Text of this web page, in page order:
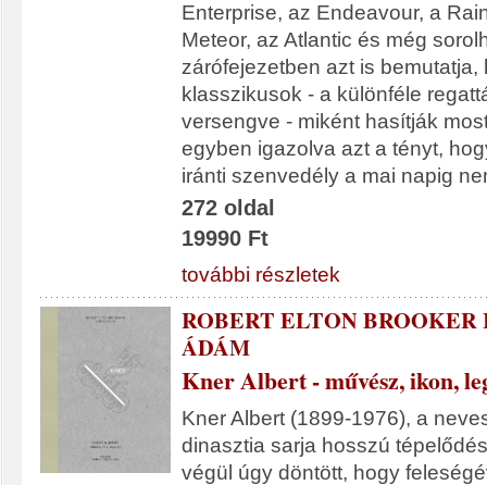
Enterprise, az Endeavour, a
Meteor, az Atlantic és még
zárófejezetben azt is bemutatja,
klasszikusok - a különféle
versengve - miként hasítják
egyben igazolva azt a tényt,
iránti szenvedély a mai napig
272 oldal
19990 Ft
további részletek
ROBERT ELTON
ÁDÁM
Kner Albert - művész, ikon,
Kner Albert (1899-1976), a
dinasztia sarja hosszú
végül úgy döntött, hogy